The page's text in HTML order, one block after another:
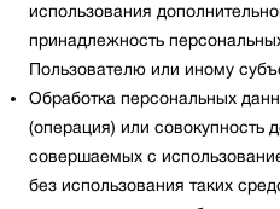
использования
принадлежность
Пользователю или иному
Обработка персональных
(операция) или совокупность
совершаемых с
без использования таких